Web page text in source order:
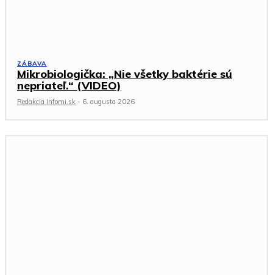
ZÁBAVA
Mikrobiologička: „Nie všetky baktérie sú
nepriateľ.“ (VIDEO)
Redakcia Infomi.sk - 6. augusta 2026